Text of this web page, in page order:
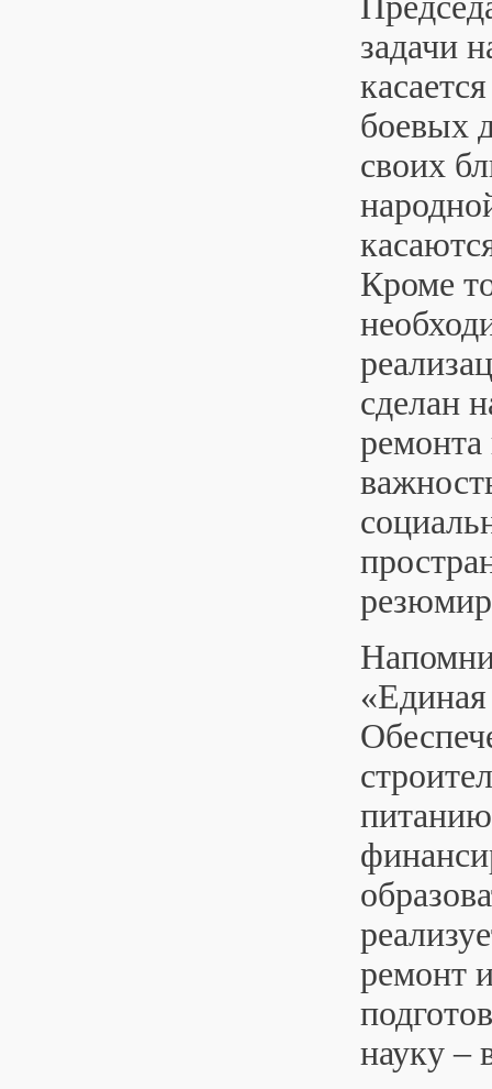
задачи
боевых
своих
Кроме
сделан
ремонта
ремонт
науку –